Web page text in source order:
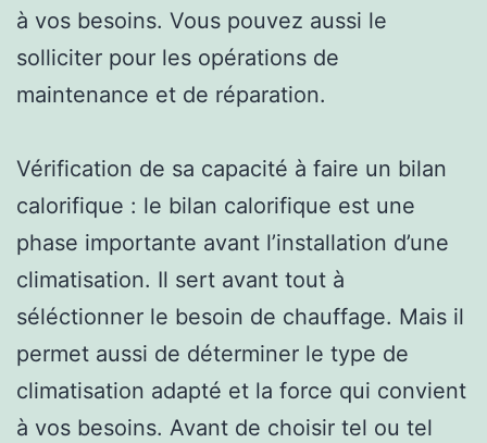
à vos besoins. Vous pouvez aussi le
solliciter pour les opérations de
maintenance et de réparation.
Vérification de sa capacité à faire un bilan
calorifique : le bilan calorifique est une
phase importante avant l’installation d’une
climatisation. Il sert avant tout à
séléctionner le besoin de chauffage. Mais il
permet aussi de déterminer le type de
climatisation adapté et la force qui convient
à vos besoins. Avant de choisir tel ou tel